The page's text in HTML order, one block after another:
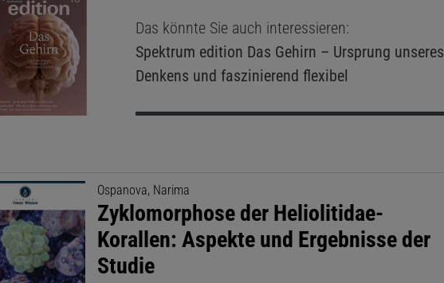
Das könnte Sie auch interessieren:
Spektrum edition Das Gehirn – Ursprung unseres
Denkens und faszinierend flexibel
Ospanova, Narima
Zyklomorphose der Heliolitidae-
Korallen: Aspekte und Ergebnisse der
Studie